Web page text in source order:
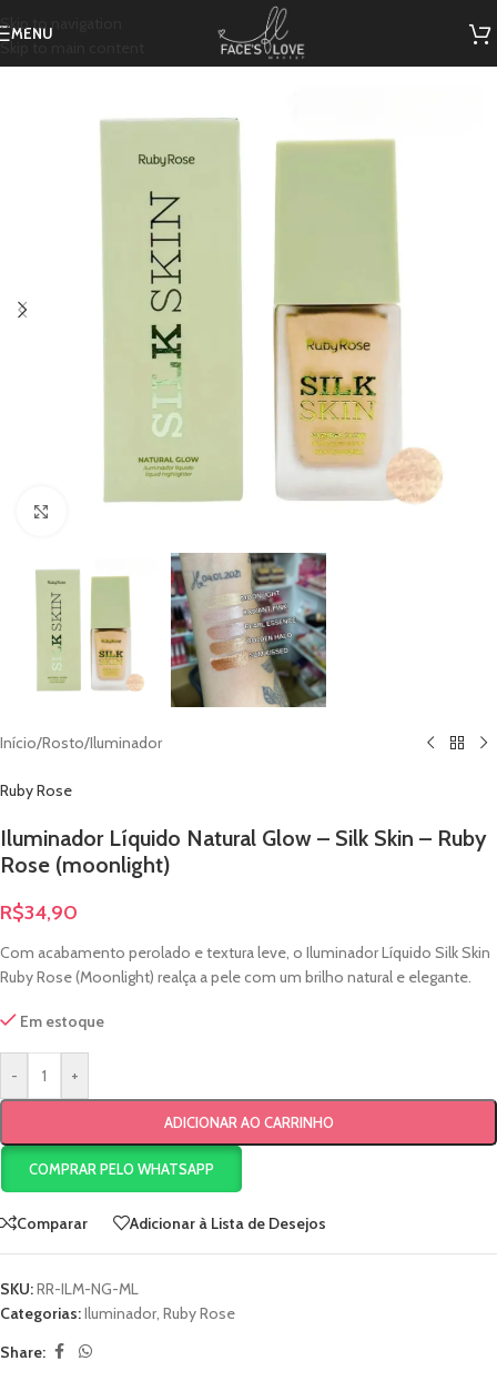
Skip to navigation
Skip to main content
MENU
Início/Rosto/Iluminador
Ruby Rose
Iluminador Líquido Natural Glow – Silk Skin – Ruby
Rose (moonlight)
R$34,90
Com acabamento perolado e textura leve, o Iluminador Líquido Silk Skin
Ruby Rose (Moonlight) realça a pele com um brilho natural e elegante.
Em estoque
- +
ADICIONAR AO CARRINHO
COMPRAR PELO WHATSAPP
Comparar Adicionar à Lista de Desejos
SKU:RR-ILM-NG-ML
Categorias:Iluminador, Ruby Rose
Share: